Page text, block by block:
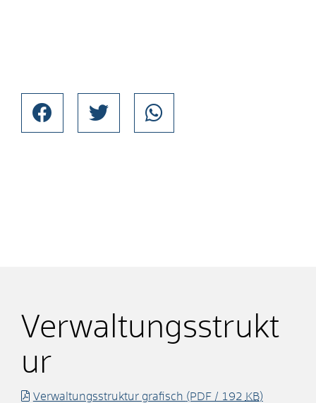
Verwaltungsstrukt
ur
Verwaltungsstruktur grafisch (PDF / 192 KB)